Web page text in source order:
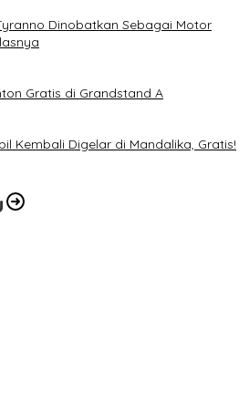
Dinobatkan Sebagai Motor
Gratis di Grandstand A
Kembali Digelar di Mandalika, Gratis!